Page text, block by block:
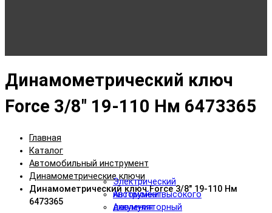
Динамометрический ключ
Force 3/8" 19-110 Нм 6473365
Главная
Каталог
Автомобильный инструмент
Электрический
инструмент
Аккумуляторный
Динамометрические ключи
Автомойки высокого
давления
Динамометрический ключ Force 3/8" 19-110 Нм
6473365